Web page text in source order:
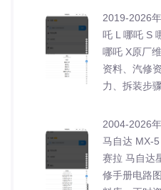
2019-2026
吒 L 哪吒 S
哪吒 X原厂
资料、汽修
力、拆装步
2004-2026
马自达 MX-
赛拉 马自达
修手册电路